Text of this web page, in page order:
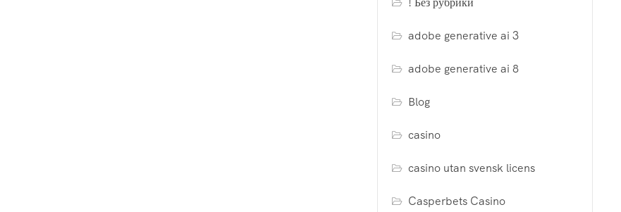
adobe generative ai 3
adobe generative ai 8
Blog
casino
casino utan svensk licens
Casperbets Casino